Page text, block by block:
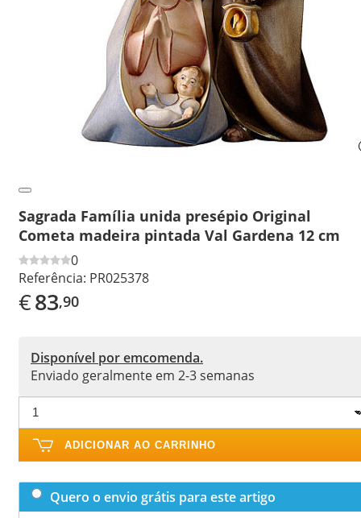
Sagrada Família unida presépio Original
Cometa madeira pintada Val Gardena 12 cm
0
Referência: PR025378
€83,90
Disponível por emcomenda.
Enviado geralmente em 2-3 semanas
ADICIONAR AO CARRINHO
Quero o envio grátis para este artigo